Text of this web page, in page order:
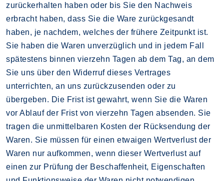
zurückerhalten haben oder bis Sie den Nachweis
erbracht haben, dass Sie die Ware zurückgesandt
haben, je nachdem, welches der frühere Zeitpunkt ist.
Sie haben die Waren unverzüglich und in jedem Fall
spätestens binnen vierzehn Tagen ab dem Tag, an dem
Sie uns über den Widerruf dieses Vertrages
unterrichten, an uns zurückzusenden oder zu
übergeben. Die Frist ist gewahrt, wenn Sie die Waren
vor Ablauf der Frist von vierzehn Tagen absenden. Sie
tragen die unmittelbaren Kosten der Rücksendung der
Waren. Sie müssen für einen etwaigen Wertverlust der
Waren nur aufkommen, wenn dieser Wertverlust auf
einen zur Prüfung der Beschaffenheit, Eigenschaften